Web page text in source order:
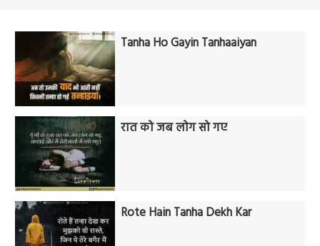
Tanha Ho Gayin Tanhaaiyan
रात को जब लोग सो गए
Rote Hain Tanha Dekh Kar